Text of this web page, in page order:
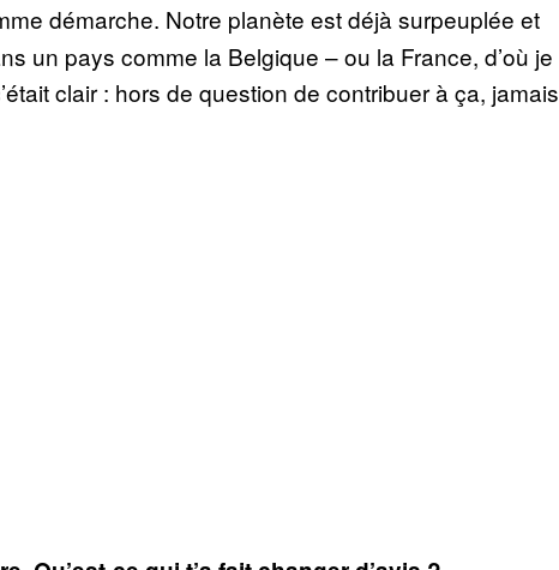
démarche. Notre planète est déjà surpeuplée et
un pays comme la Belgique – ou la France, d’où je
clair : hors de question de contribuer à ça, jamais